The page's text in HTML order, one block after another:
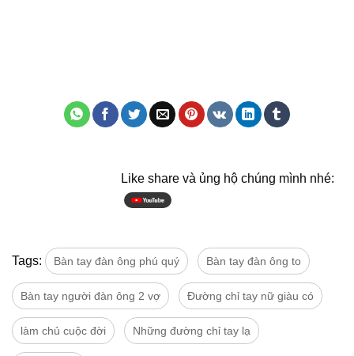
Like share và ủng hộ chúng mình nhé:
Tags: Bàn tay đàn ông phú quý Bàn tay đàn ông to
Bàn tay người đàn ông 2 vợ Đường chỉ tay nữ giàu có
làm chủ cuộc đời Những đường chỉ tay lạ